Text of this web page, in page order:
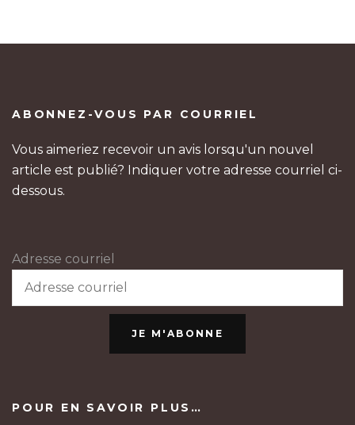
ABONNEZ-VOUS PAR COURRIEL
Vous aimeriez recevoir un avis lorsqu'un nouvel
article est publié? Indiquer votre adresse courriel ci-
dessous.
Adresse courriel
JE M'ABONNE
POUR EN SAVOIR PLUS…